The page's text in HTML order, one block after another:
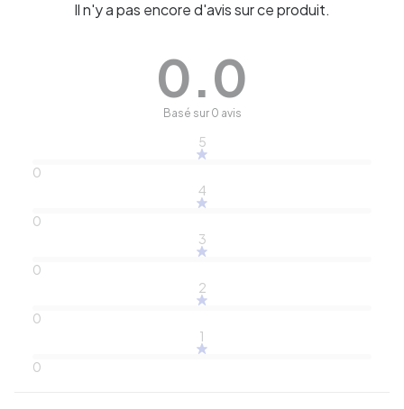
Il n'y a pas encore d'avis sur ce produit.
0.0
Basé sur 0 avis
5
0
4
0
3
0
2
0
1
0